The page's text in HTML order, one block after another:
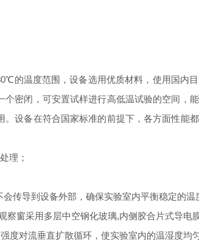
℃的温度范围，设备选用优质材料，使用国内
个密闭，可安置试样进行高低温试验的空间，
。设备在符合国家标准的前提下，各方面性能
理；
传导到设备外部，确保实验室内平衡稳定的温
察窗采用多层中空钢化玻璃,内侧胶合片式导电
度对流垂直扩散循环，使实验室内的温湿度均